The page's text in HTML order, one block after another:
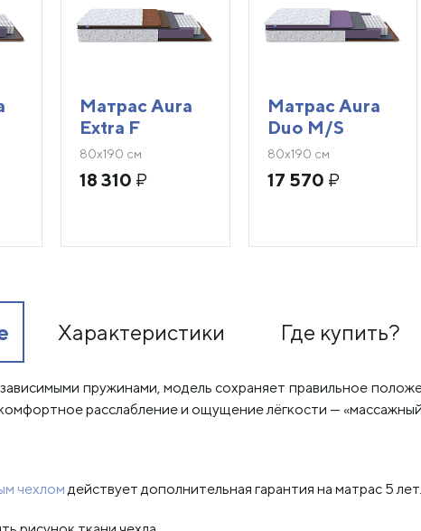
Матрас Aura
Extra F
80х190 см
18 310 ₽
Матрас Aura
Duo M/S
80х190 см
17 570 ₽
Характеристики Где купить?
пружинами, модель сохраняет правильное
расслабление и ощущение лёгкости —
чехломдействует дополнительная гарантия на матрас 5 лет.